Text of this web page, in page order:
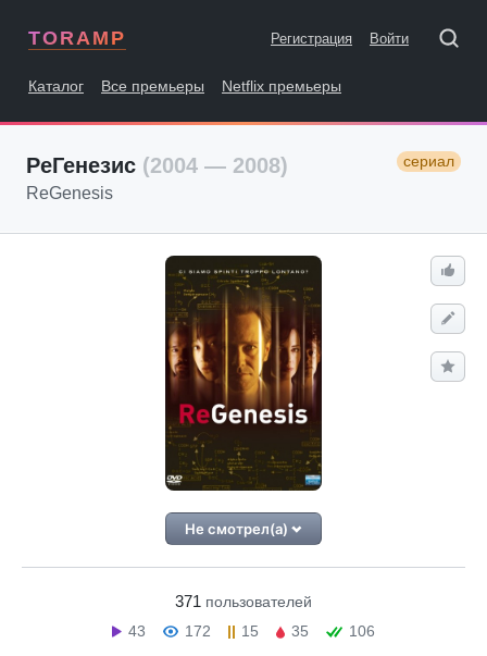
TORAMP Регистрация Войти
Каталог Все премьеры Netflix премьеры
РеГенезис (2004 — 2008) сериал
ReGenesis
Не смотрел(а)
371 пользователей
43
172 15 35 106